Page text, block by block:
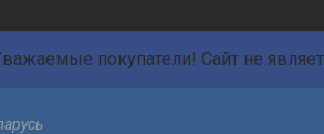
покупатели! Сайт не